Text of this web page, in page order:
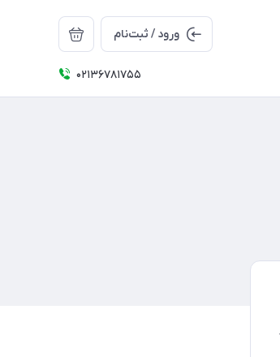
ورود / ثبت‌نام
02136781755